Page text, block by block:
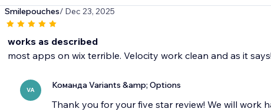
Smilepouches/ Dec 23, 2025
works as described
most apps on wix terrible. Velocity work clean and as it says!
VA Команда Variants &amp; Options
Thank you for your five star review! We will work